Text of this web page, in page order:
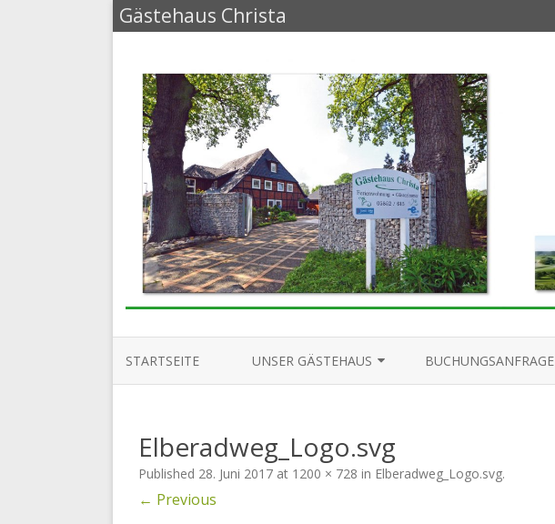
Gästehaus Christa
STARTSEITE UNSER GÄSTEHAUS
GÄSTEZIMMER
BUCHUNGSANFRAGE
Elberadweg_Logo.svg
Published 28. Juni 2017 at 1200 × 728 in Elberadweg_Logo.svg.
← Previous